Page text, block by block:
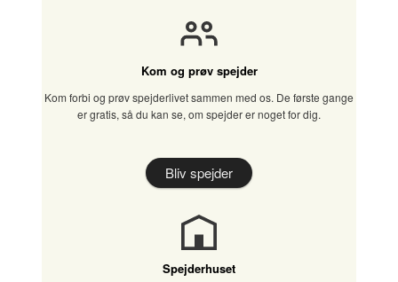
Kom og prøv spejder
Kom forbi og prøv spejderlivet sammen med os. De første gange
er gratis, så du kan se, om spejder er noget for dig.
Bliv spejder
Spejderhuset